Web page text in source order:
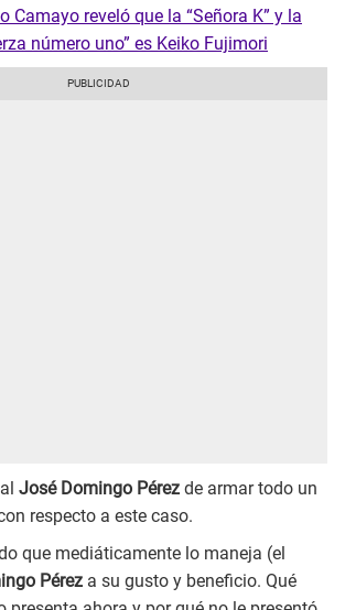
Camayo reveló que la “Señora K” y la
número uno” es Keiko Fujimori
José Domingo Pérez de armar todo un
respecto a este caso.
que mediáticamente lo maneja (el
Pérez a su gusto y beneficio. Qué